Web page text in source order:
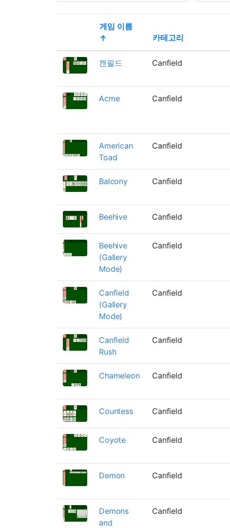
Thumbnail
게임 이름
↑
카테고리
캔필드 Canfield
Acme Canfield
American
Toad
Canfield
Balcony Canfield
Beehive Canfield
Beehive
(Gallery
Mode)
Canfield
Canfield
(Gallery
Mode)
Canfield
Canfield
Rush
Canfield
Chameleon Canfield
Countess Canfield
Coyote Canfield
Demon Canfield
Demons
and
Canfield